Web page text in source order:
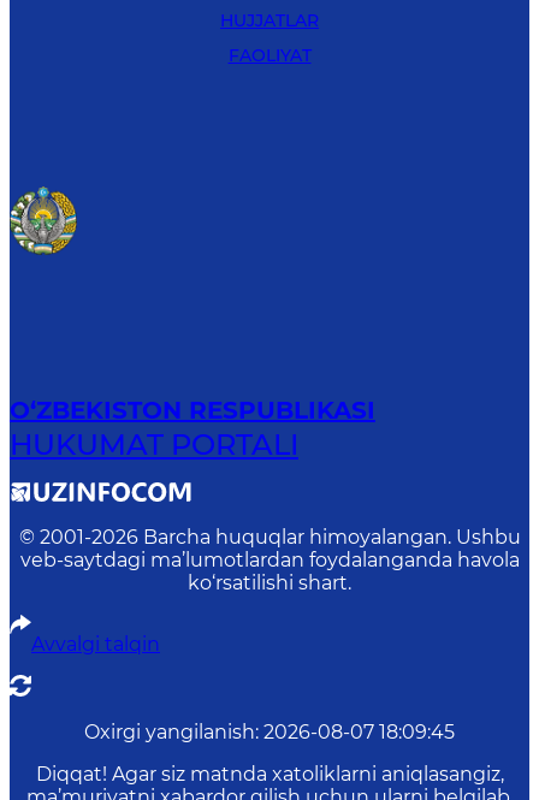
HUJJATLAR
FAOLIYAT
O‘ZBEKISTON RESPUBLIKASI
HUKUMAT PORTALI
© 2001-2026 Barcha huquqlar himoyalangan. Ushbu
veb-saytdagi ma’lumotlardan foydalanganda havola
ko‘rsatilishi shart.
Avvalgi talqin
Oxirgi yangilanish: 2026-08-07 18:09:45
Diqqat! Agar siz matnda xatoliklarni aniqlasangiz,